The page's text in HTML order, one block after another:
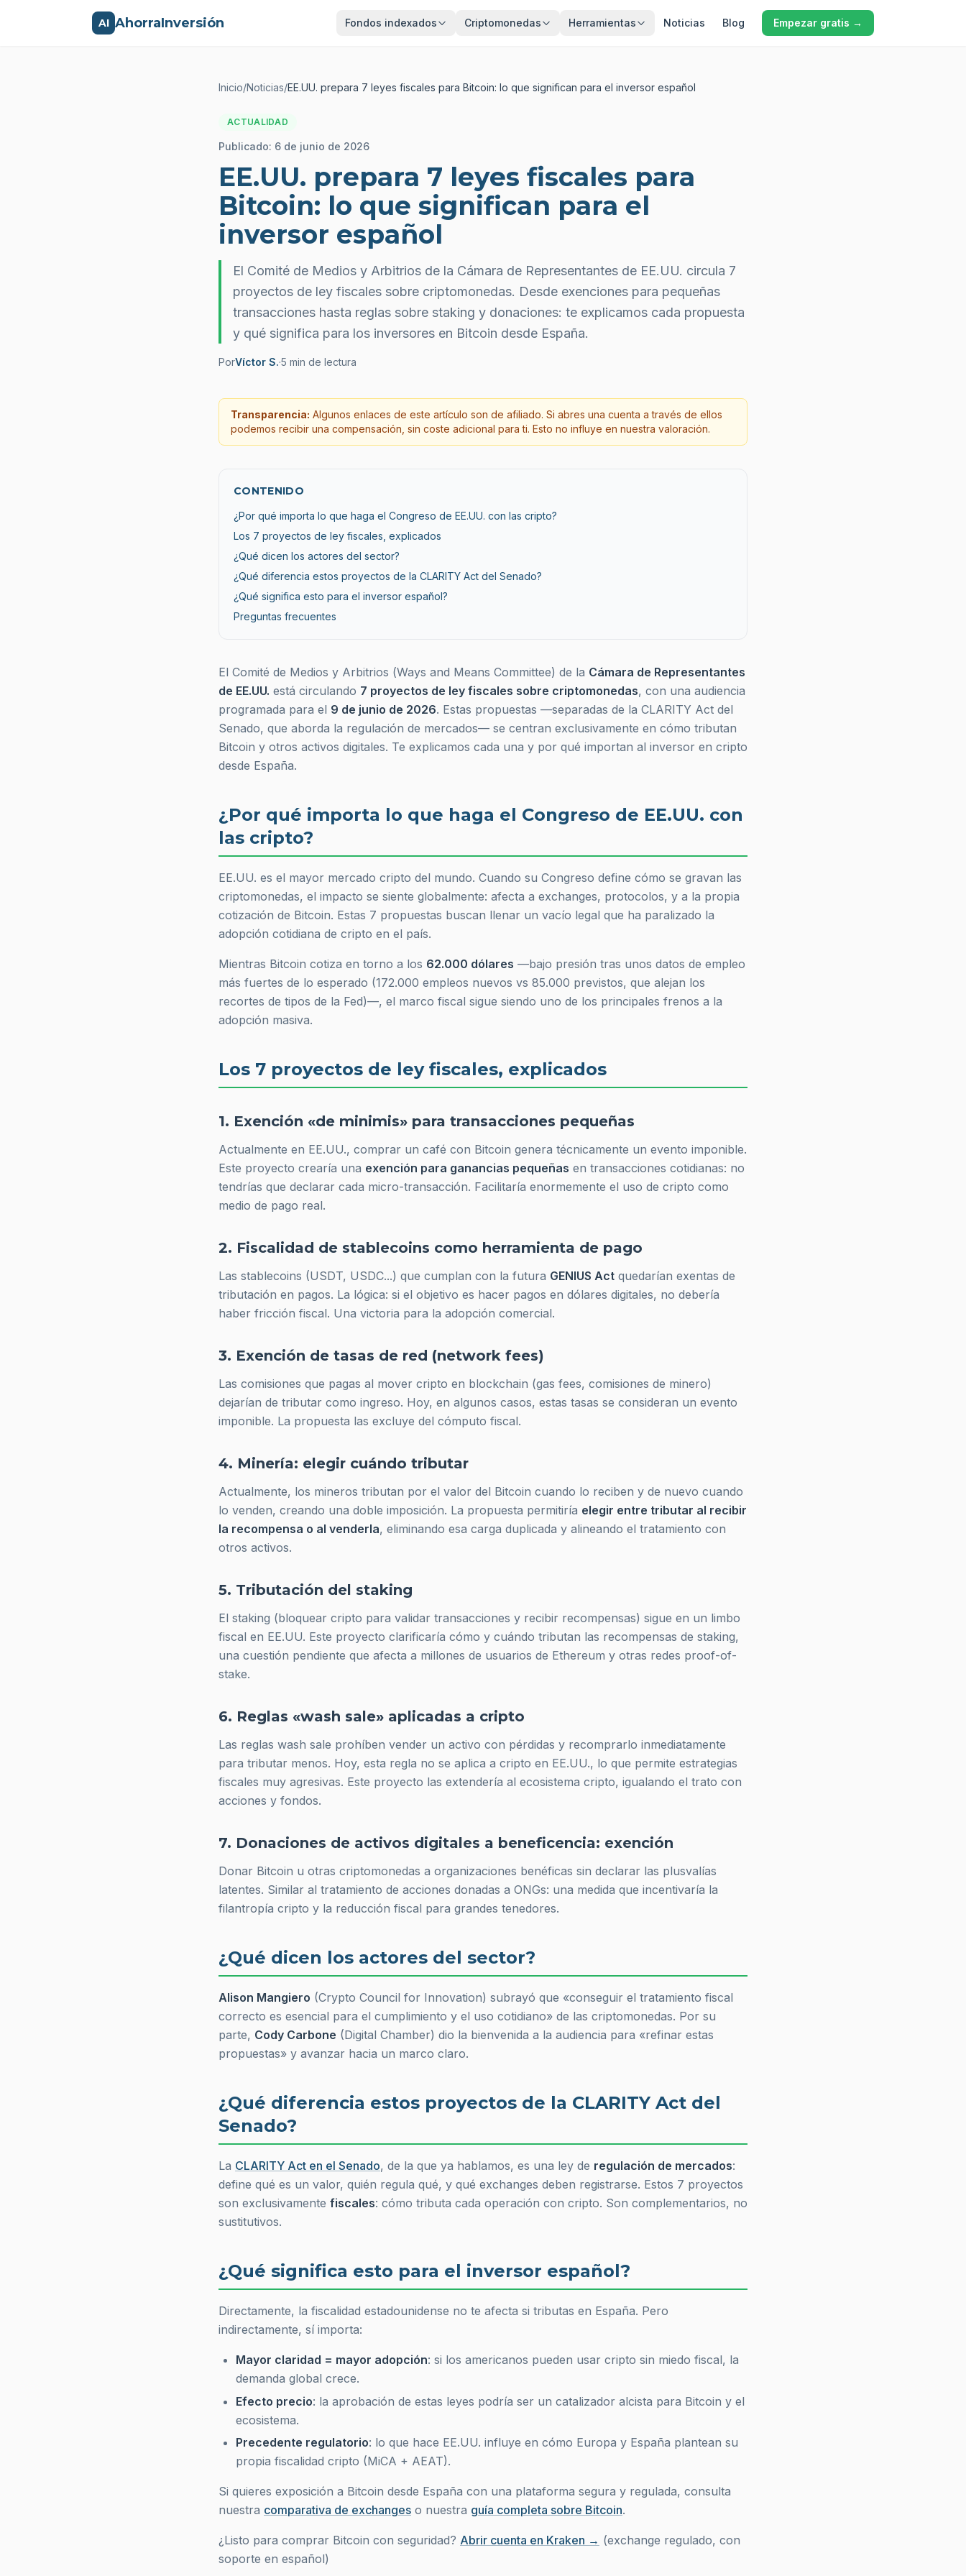
AI AhorraInversión Fondos indexados Criptomonedas Herramientas Noticias Blog Empezar gratis →
Inicio/Noticias/EE.UU. prepara 7 leyes fiscales para Bitcoin: lo que significan para el inversor español
ACTUALIDAD
Publicado: 6 de junio de 2026
EE.UU. prepara 7 leyes fiscales para
Bitcoin: lo que significan para el
inversor español
El Comité de Medios y Arbitrios de la Cámara de Representantes de EE.UU. circula 7
proyectos de ley fiscales sobre criptomonedas. Desde exenciones para pequeñas
transacciones hasta reglas sobre staking y donaciones: te explicamos cada propuesta
y qué significa para los inversores en Bitcoin desde España.
PorVíctor S.·5 min de lectura
Transparencia: Algunos enlaces de este artículo son de afiliado. Si abres una cuenta a través de ellos
podemos recibir una compensación, sin coste adicional para ti. Esto no influye en nuestra valoración.
CONTENIDO
¿Por qué importa lo que haga el Congreso de EE.UU. con las cripto?
Los 7 proyectos de ley fiscales, explicados
¿Qué dicen los actores del sector?
¿Qué diferencia estos proyectos de la CLARITY Act del Senado?
¿Qué significa esto para el inversor español?
Preguntas frecuentes
El Comité de Medios y Arbitrios (Ways and Means Committee) de la Cámara de Representantes
de EE.UU. está circulando 7 proyectos de ley fiscales sobre criptomonedas, con una audiencia
programada para el 9 de junio de 2026. Estas propuestas —separadas de la CLARITY Act del
Senado, que aborda la regulación de mercados— se centran exclusivamente en cómo tributan
Bitcoin y otros activos digitales. Te explicamos cada una y por qué importan al inversor en cripto
desde España.
¿Por qué importa lo que haga el Congreso de EE.UU. con
las cripto?
EE.UU. es el mayor mercado cripto del mundo. Cuando su Congreso define cómo se gravan las
criptomonedas, el impacto se siente globalmente: afecta a exchanges, protocolos, y a la propia
cotización de Bitcoin. Estas 7 propuestas buscan llenar un vacío legal que ha paralizado la
adopción cotidiana de cripto en el país.
Mientras Bitcoin cotiza en torno a los 62.000 dólares —bajo presión tras unos datos de empleo
más fuertes de lo esperado (172.000 empleos nuevos vs 85.000 previstos, que alejan los
recortes de tipos de la Fed)—, el marco fiscal sigue siendo uno de los principales frenos a la
adopción masiva.
Los 7 proyectos de ley fiscales, explicados
1. Exención «de minimis» para transacciones pequeñas
Actualmente en EE.UU., comprar un café con Bitcoin genera técnicamente un evento imponible.
Este proyecto crearía una exención para ganancias pequeñas en transacciones cotidianas: no
tendrías que declarar cada micro-transacción. Facilitaría enormemente el uso de cripto como
medio de pago real.
2. Fiscalidad de stablecoins como herramienta de pago
Las stablecoins (USDT, USDC...) que cumplan con la futura GENIUS Act quedarían exentas de
tributación en pagos. La lógica: si el objetivo es hacer pagos en dólares digitales, no debería
haber fricción fiscal. Una victoria para la adopción comercial.
3. Exención de tasas de red (network fees)
Las comisiones que pagas al mover cripto en blockchain (gas fees, comisiones de minero)
dejarían de tributar como ingreso. Hoy, en algunos casos, estas tasas se consideran un evento
imponible. La propuesta las excluye del cómputo fiscal.
4. Minería: elegir cuándo tributar
Actualmente, los mineros tributan por el valor del Bitcoin cuando lo reciben y de nuevo cuando
lo venden, creando una doble imposición. La propuesta permitiría elegir entre tributar al recibir
la recompensa o al venderla, eliminando esa carga duplicada y alineando el tratamiento con
otros activos.
5. Tributación del staking
El staking (bloquear cripto para validar transacciones y recibir recompensas) sigue en un limbo
fiscal en EE.UU. Este proyecto clarificaría cómo y cuándo tributan las recompensas de staking,
una cuestión pendiente que afecta a millones de usuarios de Ethereum y otras redes proof-of-
stake.
6. Reglas «wash sale» aplicadas a cripto
Las reglas wash sale prohíben vender un activo con pérdidas y recomprarlo inmediatamente
para tributar menos. Hoy, esta regla no se aplica a cripto en EE.UU., lo que permite estrategias
fiscales muy agresivas. Este proyecto las extendería al ecosistema cripto, igualando el trato con
acciones y fondos.
7. Donaciones de activos digitales a beneficencia: exención
Donar Bitcoin u otras criptomonedas a organizaciones benéficas sin declarar las plusvalías
latentes. Similar al tratamiento de acciones donadas a ONGs: una medida que incentivaría la
filantropía cripto y la reducción fiscal para grandes tenedores.
¿Qué dicen los actores del sector?
Alison Mangiero (Crypto Council for Innovation) subrayó que «conseguir el tratamiento fiscal
correcto es esencial para el cumplimiento y el uso cotidiano» de las criptomonedas. Por su
parte, Cody Carbone (Digital Chamber) dio la bienvenida a la audiencia para «refinar estas
propuestas» y avanzar hacia un marco claro.
¿Qué diferencia estos proyectos de la CLARITY Act del
Senado?
La CLARITY Act en el Senado, de la que ya hablamos, es una ley de regulación de mercados:
define qué es un valor, quién regula qué, y qué exchanges deben registrarse. Estos 7 proyectos
son exclusivamente fiscales: cómo tributa cada operación con cripto. Son complementarios, no
sustitutivos.
¿Qué significa esto para el inversor español?
Directamente, la fiscalidad estadounidense no te afecta si tributas en España. Pero
indirectamente, sí importa:
Mayor claridad = mayor adopción: si los americanos pueden usar cripto sin miedo fiscal, la
demanda global crece.
Efecto precio: la aprobación de estas leyes podría ser un catalizador alcista para Bitcoin y el
ecosistema.
Precedente regulatorio: lo que hace EE.UU. influye en cómo Europa y España plantean su
propia fiscalidad cripto (MiCA + AEAT).
Si quieres exposición a Bitcoin desde España con una plataforma segura y regulada, consulta
nuestra comparativa de exchanges o nuestra guía completa sobre Bitcoin.
¿Listo para comprar Bitcoin con seguridad? Abrir cuenta en Kraken → (exchange regulado, con
soporte en español)